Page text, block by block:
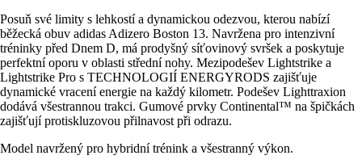
Posuň své limity s lehkostí a dynamickou odezvou, kterou nabízí
běžecká obuv adidas Adizero Boston 13. Navržena pro intenzivní
tréninky před Dnem D, má prodyšný síťovinový svršek a poskytuje
perfektní oporu v oblasti střední nohy. Mezipodešev Lightstrike a
Lightstrike Pro s TECHNOLOGIÍ ENERGYRODS zajišťuje
dynamické vracení energie na každý kilometr. Podešev Lighttraxion
dodává všestrannou trakci. Gumové prvky Continental™ na špičkách
zajišťují protiskluzovou přilnavost při odrazu.
Model navržený pro hybridní trénink a všestranný výkon.